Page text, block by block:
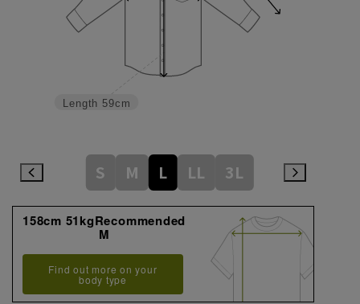
Length 59cm
S M L LL 3L
158cm 51kgRecommended
M
Find out more on your
body type